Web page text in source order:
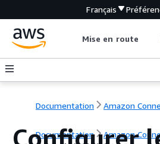
Français
Mise en route
Documentation Amazon
Documentation
Amazon
Configurer